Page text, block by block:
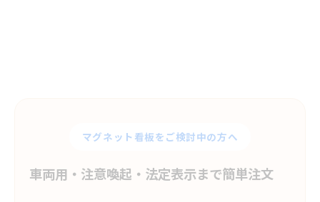
マグネット看板をご検討中の方へ
車両用・注意喚起・法定表示まで簡単注文